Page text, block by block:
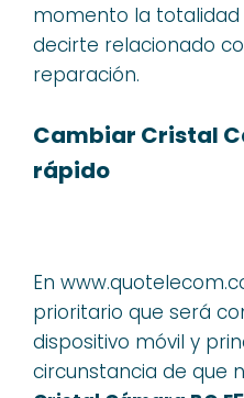
momento la totalidad
decirte relacionado
reparación.
Cambiar Cristal
rápido
En
prioritario que será
dispositivo móvil y
circunstancia de que